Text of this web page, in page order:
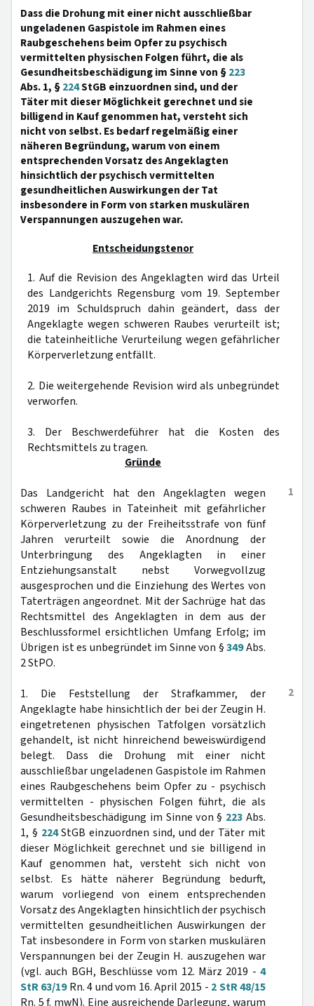
Dass die Drohung mit einer nicht ausschließbar
ungeladenen Gaspistole im Rahmen eines
Raubgeschehens beim Opfer zu psychisch
vermittelten physischen Folgen führt, die als
Gesundheitsbeschädigung im Sinne von §223
Abs. 1, §224StGB einzuordnen sind, und der
Täter mit dieser Möglichkeit gerechnet und sie
billigend in Kauf genommen hat, versteht sich
nicht von selbst. Es bedarf regelmäßig einer
näheren Begründung, warum von einem
entsprechenden Vorsatz des Angeklagten
hinsichtlich der psychisch vermittelten
gesundheitlichen Auswirkungen der Tat
insbesondere in Form von starken muskulären
Verspannungen auszugehen war.
Entscheidungstenor
1. Auf die Revision des Angeklagten wird das Urteil
des Landgerichts Regensburg vom 19. September
2019 im Schuldspruch dahin geändert, dass der
Angeklagte wegen schweren Raubes verurteilt ist;
die tateinheitliche Verurteilung wegen gefährlicher
Körperverletzung entfällt.
2. Die weitergehende Revision wird als unbegründet
verworfen.
3. Der Beschwerdeführer hat die Kosten des
Rechtsmittels zu tragen.
Gründe
1
Das Landgericht hat den Angeklagten wegen
schweren Raubes in Tateinheit mit gefährlicher
Körperverletzung zu der Freiheitsstrafe von fünf
Jahren verurteilt sowie die Anordnung der
Unterbringung des Angeklagten in einer
Entziehungsanstalt nebst Vorwegvollzug
ausgesprochen und die Einziehung des Wertes von
Taterträgen angeordnet. Mit der Sachrüge hat das
Rechtsmittel des Angeklagten in dem aus der
Beschlussformel ersichtlichen Umfang Erfolg; im
Übrigen ist es unbegründet im Sinne von §349Abs.
2 StPO.
2
1. Die Feststellung der Strafkammer, der
Angeklagte habe hinsichtlich der bei der Zeugin H.
eingetretenen physischen Tatfolgen vorsätzlich
gehandelt, ist nicht hinreichend beweiswürdigend
belegt. Dass die Drohung mit einer nicht
ausschließbar ungeladenen Gaspistole im Rahmen
eines Raubgeschehens beim Opfer zu - psychisch
vermittelten - physischen Folgen führt, die als
Gesundheitsbeschädigung im Sinne von § 223 Abs.
1, § 224StGB einzuordnen sind, und der Täter mit
dieser Möglichkeit gerechnet und sie billigend in
Kauf genommen hat, versteht sich nicht von
selbst. Es hätte näherer Begründung bedurft,
warum vorliegend von einem entsprechenden
Vorsatz des Angeklagten hinsichtlich der psychisch
vermittelten gesundheitlichen Auswirkungen der
Tat insbesondere in Form von starken muskulären
Verspannungen bei der Zeugin H. auszugehen war
(vgl. auch BGH, Beschlüsse vom 12. März 2019 - 4
StR 63/19Rn. 4 und vom 16. April 2015 - 2 StR 48/15
Rn. 5 f. mwN). Eine ausreichende Darlegung, warum